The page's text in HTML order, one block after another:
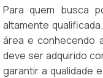
mostram o
pela qual a Ella
de fabricação de
fidelização do
proativos que terão
Para quem busca
altamente
área e conhecendo
deve ser adquirido
garantir a qualidade